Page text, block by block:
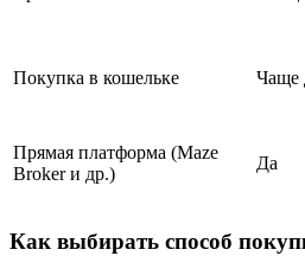
Покупка в кошельке Чаще
Прямая платформа (Maze
Broker и др.)
Да
Как выбирать способ